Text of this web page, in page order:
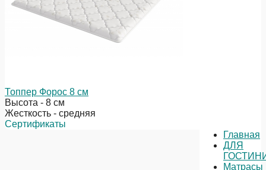
Топпер Форос 8 см
Высота - 8 см
Жесткость - средняя
Сертификаты
Главная
ДЛЯ
Матрасы